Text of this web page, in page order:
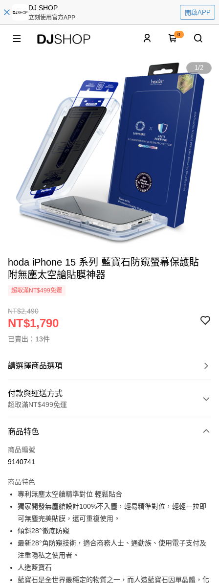
DJ SHOP
立刻使用官方APP
開啟APP
0
1/2
hoda iPhone 15 系列 藍寶石防窺螢幕保護貼
附無塵太空艙貼膜神器
超取滿NT$499免運
NT$2,490
NT$1,790
已賣出：13件
請選擇商品選項
付款與運送方式
超取滿NT$499免運
信用卡一次付款
超商取貨付款
Apple Pay
街口支付
悠遊付
AFTEE先享後付
相關說明
【關於「AFTEE先享後付」】
AFTEE先享後付是「在收到商品之後才付款」的支付方式。 讓您購物簡單
ATM付款
商品特色
商品編號
9140741
商品特色
專利無塵太空艙精準對位 輕鬆貼合
獨家開發無塵艙設計100%不入塵，輕易精準對位，輕輕一拉即
可無塵完美貼膜，還可重複使用。
傾斜28°徹底防窺
最新28°角防窺技術，適合商務人士、通勤族、使用電子支付及
注重隱私之使用者。
人造藍寶石
藍寶石是全世界最穩定的物質之一，而人造藍寶石因單晶體，化